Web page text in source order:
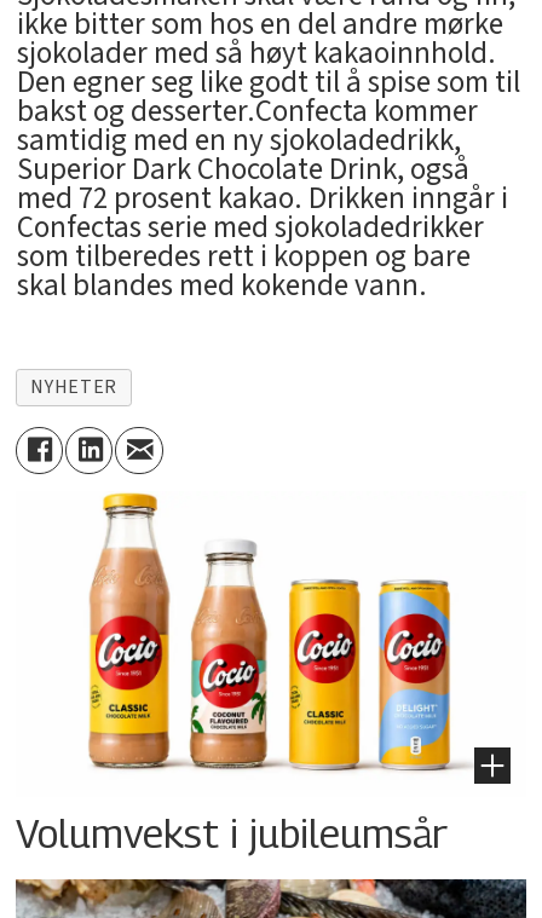
ikke bitter som hos en del andre mørke
sjokolader med så høyt kakaoinnhold.
Den egner seg like godt til å spise som til
bakst og desserter.Confecta kommer
samtidig med en ny sjokoladedrikk,
Superior Dark Chocolate Drink, også
med 72 prosent kakao. Drikken inngår i
Confectas serie med sjokoladedrikker
som tilberedes rett i koppen og bare
skal blandes med kokende vann.
NYHETER
Volumvekst i jubileumsår